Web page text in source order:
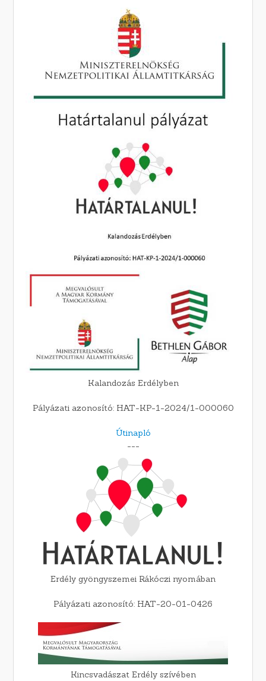
Kalandozás Erdélyben
Pályázati azonosító: HAT-KP-1-2024/1-000060
Útinapló
---
Erdély gyöngyszemei Rákóczi nyomában
Pályázati azonosító: HAT-20-01-0426
Kincsvadászat Erdély szívében